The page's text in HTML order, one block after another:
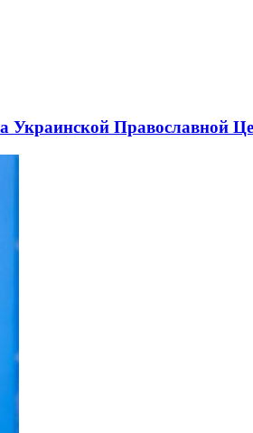
Украинской Православной